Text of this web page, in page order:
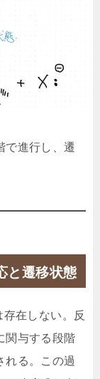
で進行し、遷
と遷移状態
在しない。反
関与する段階
れる。この過